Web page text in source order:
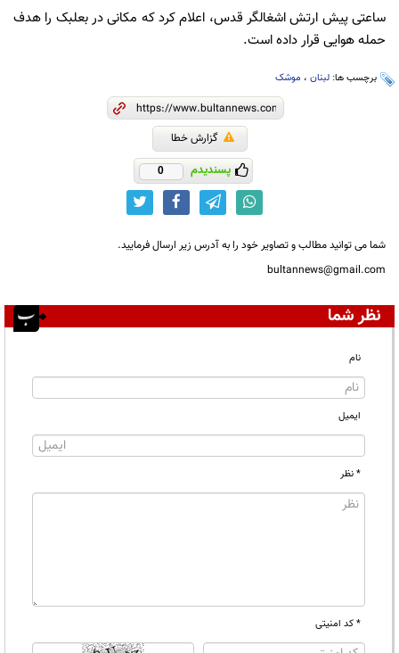
ساعتی پیش ارتش اشغالگر قدس، اعلام کرد که مکانی در بعلبک را هدف
حمله هوایی قرار داده است.
برچسب ها: لبنان ، موشک
گزارش خطا
پسندیدم 0
شما می توانید مطالب و تصاویر خود را به آدرس زیر ارسال فرمایید.
bultannews@gmail.com
نظر شما
نام
ایمیل
* نظر
* کد امنیتی